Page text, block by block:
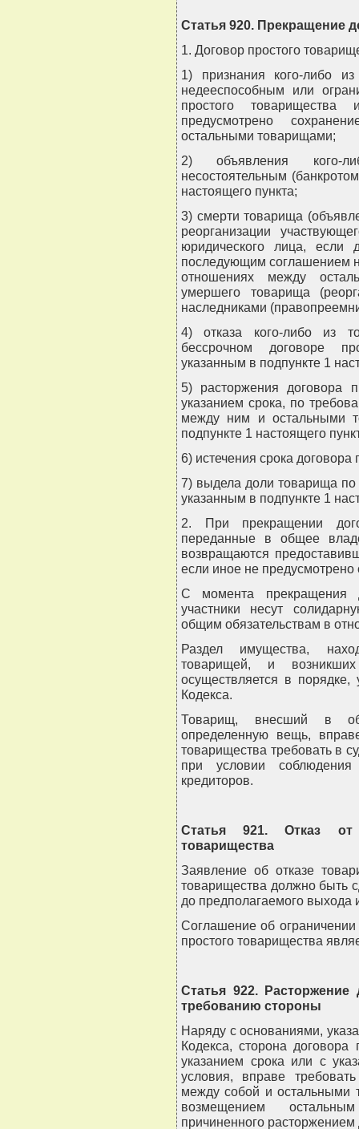
Статья 920. Прекращение
1. Договор простого
1) признания кого-либо
недееспособным или
простого
предусмотрено
остальными товарищами;
2) объявления кого-
несостоятельным
настоящего пункта;
3) смерти товарища
реорганизации
юридического лица, если
последующим соглашением
отношениях между
умершего товарища
наследниками
4) отказа кого-либо из
бессрочном договоре
указанным в подпункте 1
5) расторжения договора
указанием срока, по
между ним и остальными
подпункте 1 настоящего
6) истечения срока договора
7) выдела доли товарища по
указанным в подпункте 1
2. При прекращении
переданные в общее
возвращаются
если иное не
С момента прекращения
участники несут
общим обязательствам в
Раздел имущества,
товарищей, и
осуществляется в порядке,
Кодекса.
Товарищ, внесший в
определенную вещь,
товарищества требовать в
при условии
кредиторов.
Статья 921. Отказ от
товарищества
Заявление об отказе
товарищества должно быть
до предполагаемого выхода
Соглашение об ограничении
простого товарищества
Статья 922. Расторжение
требованию стороны
Наряду с основаниями,
Кодекса, сторона договора
указанием срока или с
условия, вправе
между собой и остальными
возмещением
причиненного расторжением